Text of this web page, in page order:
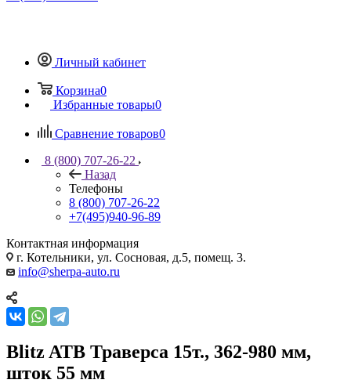
Личный кабинет
Корзина0
Избранные товары0
Сравнение товаров0
8 (800) 707-26-22
Назад
Телефоны
8 (800) 707-26-22
+7(495)940-96-89
Контактная информация
г. Котельники, ул. Сосновая, д.5, помещ. 3.
info@sherpa-auto.ru
Blitz ATB Траверса 15т., 362-980 мм,
шток 55 мм